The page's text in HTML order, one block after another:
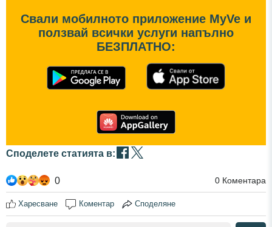
Свали мобилното приложение MyVe и
ползвай всички услуги напълно
БЕЗПЛАТНО:
Споделете статията в:
0 0 Коментара
Харесване Коментар Споделяне